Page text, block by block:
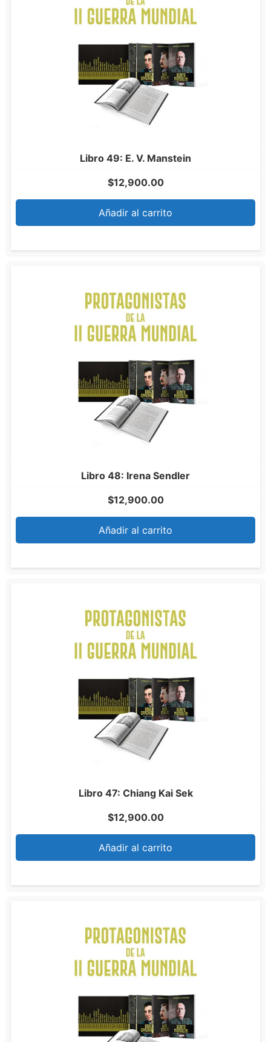
Libro 49: E. V. Manstein
$12,900.00
Añadir al carrito
Libro 48: Irena Sendler
$12,900.00
Añadir al carrito
Libro 47: Chiang Kai Sek
$12,900.00
Añadir al carrito